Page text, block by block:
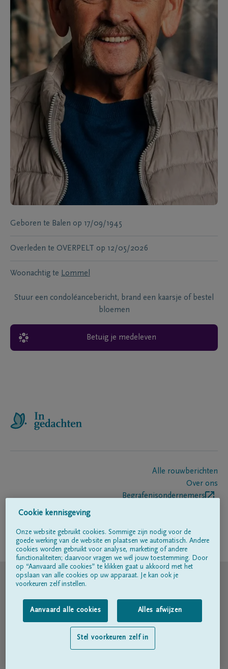
Geboren te Balen op 17/09/1945
Overleden te OVERPELT op 12/05/2026
Woonachtig te Lommel
Stuur een condoléancebericht, brand een kaarsje of bestel
bloemen
Betuig je medeleven
Alle rouwberichten
Over ons
Begrafenisondernemers
Volg ons op
© DELA
Gebruiksvoorwaarden
Privacyverklaring
Toegankelijkheidsverklaring
Cookie kennisgeving
Onze website gebruikt cookies. Sommige zijn nodig voor de
goede werking van de website en plaatsen we automatisch. Andere
cookies worden gebruikt voor analyse, marketing of andere
functionaliteiten; daarvoor vragen we wél jouw toestemming. Door
op “Aanvaard alle cookies” te klikken gaat u akkoord met het
opslaan van alle cookies op uw apparaat. Je kan ook je
voorkeuren zelf instellen.
Aanvaard alle cookies Alles afwijzen
Stel voorkeuren zelf in